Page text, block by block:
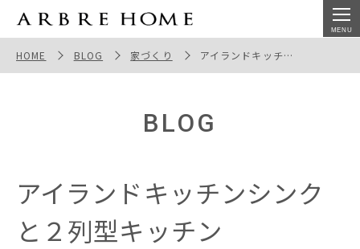
アイランドキッチンシンクと２列型キッチン
HOME BLOG 家づくり アイランドキッチンシンクと２列型キッチン
BLOG
アイランドキッチンシンク
と２列型キッチン